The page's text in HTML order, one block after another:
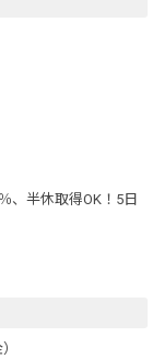
、半休取得OK！5日